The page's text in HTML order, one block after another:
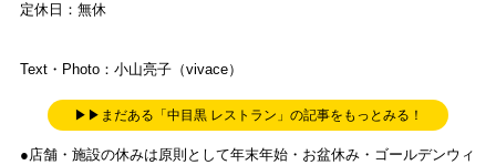
定休日：無休
Text・Photo：小山亮子（vivace）
▶▶まだある「中目黒 レストラン」の記事をもっとみる！
●店舗・施設の休みは原則として年末年始・お盆休み・ゴールデンウィ